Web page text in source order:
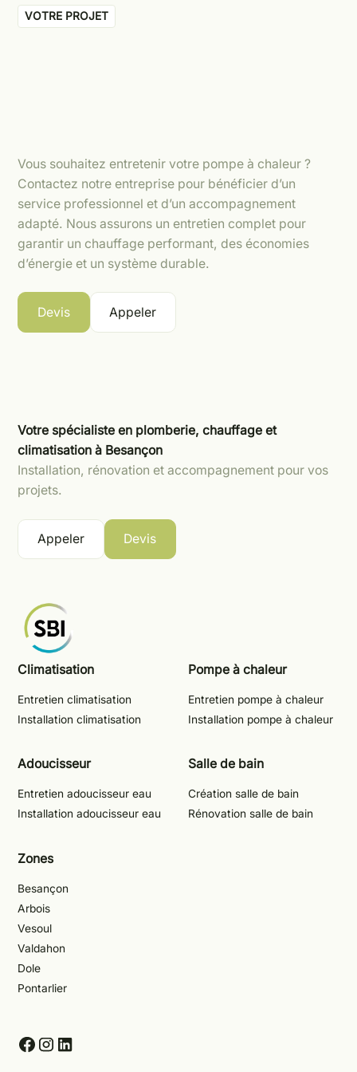
VOTRE PROJET
Vous souhaitez entretenir votre pompe à chaleur ?
Contactez notre entreprise pour bénéficier d’un
service professionnel et d’un accompagnement
adapté. Nous assurons un entretien complet pour
garantir un chauffage performant, des économies
d’énergie et un système durable.
Devis Appeler
Votre spécialiste en plomberie, chauffage et
climatisation à Besançon
Installation, rénovation et accompagnement pour vos
projets.
Appeler Devis
Climatisation
Entretien climatisation
Installation climatisation
Pompe à chaleur
Entretien pompe à chaleur
Installation pompe à chaleur
Adoucisseur
Entretien adoucisseur eau
Installation adoucisseur eau
Salle de bain
Création salle de bain
Rénovation salle de bain
Zones
Besançon
Arbois
Vesoul
Valdahon
Dole
Pontarlier